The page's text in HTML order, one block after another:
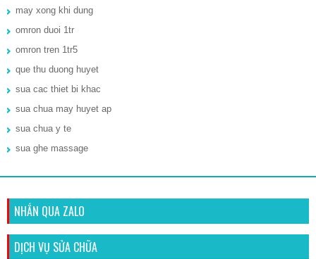
may xong khi dung
omron duoi 1tr
omron tren 1tr5
que thu duong huyet
sua cac thiet bi khac
sua chua may huyet ap
sua chua y te
sua ghe massage
NHẮN QUA ZALO
DỊCH VỤ SỬA CHỮA